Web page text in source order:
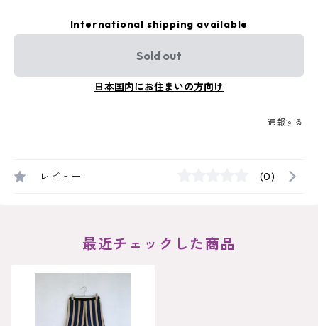
International shipping available
Sold out
日本国内にお住まいの方向け
通報する
レビュー (0)
最近チェックした商品